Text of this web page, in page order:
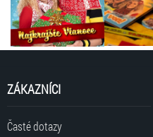
ZÁKAZNÍCI
Časté dotazy